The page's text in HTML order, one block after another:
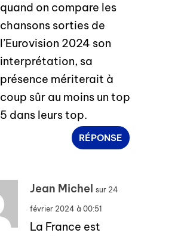
quand on compare les
chansons sorties de
l’Eurovision 2024 son
interprétation, sa
présence mériterait à
coup sûr au moins un top
5 dans leurs top.
RÉPONSE
Jean Michel sur 24
février 2024 à 00:51
La France est